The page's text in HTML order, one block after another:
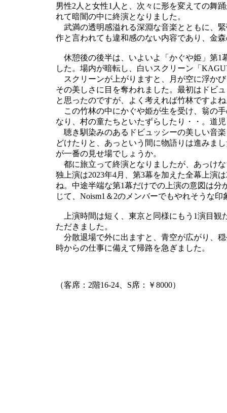
男性2人と女性1人と、次々に形を変えての舞
れて暗闇の中に終演となりました。
武満の透明感溢れる深淵な音楽とともに、
作と言われても違和感のない内容であり、金
休憩後の後半は、いよいよ「かぐや姫」第1
した。場内が暗転し、白いスクリーン「
スクリーンが上がりますと、月が空に浮か
その美しさに目を奪われました。最初はドビ
と思ったのですが、よく考えれば竹林ですよ
この竹林の中にかぐや姫が生を受け、翁の
なり、村の童たちといたずらしたり・・。道
聴き馴染みのあるドビュッシーの美しい音
どけたりと、あっという間に物語りは進みま
が一番の見せ場でしょうか。
都に旅立って終演となりましたが、あっけ
独上演は2023年4月、第3幕を加えた全幕上演
ね。中途半端な第1幕だけでの上演の意図は
じて、Noism1＆2のメンバーでもやれそうな印
上演時間は短く、東京と同様にもう1演目観
ただきました。
分散退場で外に出ますと、青空が広がり、
時からの仕事に備えて帰路を急ぎました。
（客席：2階16-24、S席：￥8000）